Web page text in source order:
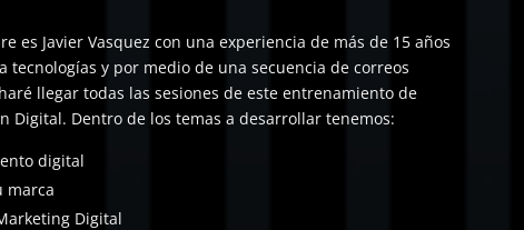
es Javier Vasquez con una experiencia de más de 15 años
tecnologías y por medio de una secuencia de correos
llegar todas las sesiones de este entrenamiento de
Digital. Dentro de los temas a desarrollar tenemos:
digital
marca
Digital